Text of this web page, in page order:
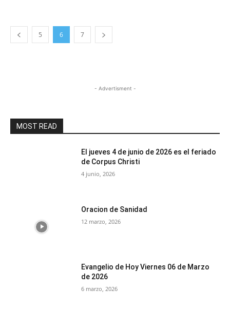
5 6 7
- Advertisment -
MOST READ
El jueves 4 de junio de 2026 es el feriado
de Corpus Christi
4 junio, 2026
Oracion de Sanidad
12 marzo, 2026
Evangelio de Hoy Viernes 06 de Marzo
de 2026
6 marzo, 2026